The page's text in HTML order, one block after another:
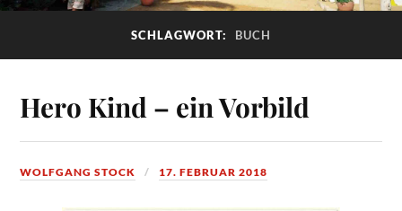
SCHLAGWORT: BUCH
Hero Kind – ein Vorbild
WOLFGANG STOCK 17. FEBRUAR 2018